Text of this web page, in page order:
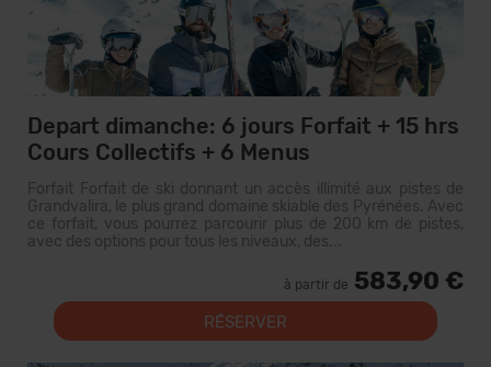
Depart dimanche: 6 jours Forfait + 15 hrs
Cours Collectifs + 6 Menus
Forfait Forfait de ski donnant un accès illimité aux pistes de
Grandvalira, le plus grand domaine skiable des Pyrénées. Avec
ce forfait, vous pourrez parcourir plus de 200 km de pistes,
avec des options pour tous les niveaux, des...
à partir de 583,90 €
RÉSERVER